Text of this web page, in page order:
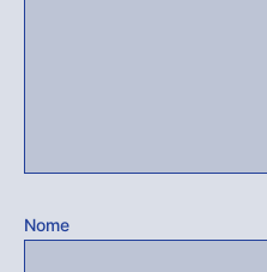
Nome